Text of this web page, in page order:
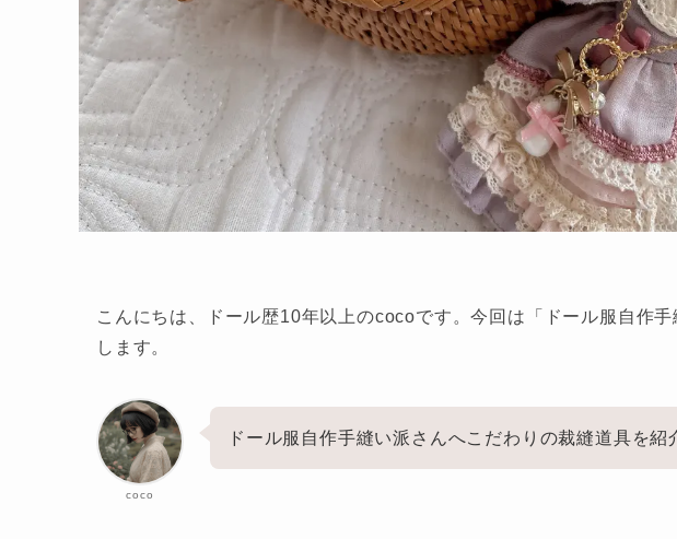
こんにちは、ドール歴10年以上のcocoです。今回は「ドール服自作
します。
coco
ドール服自作手縫い派さんへこだわりの裁縫道具を紹